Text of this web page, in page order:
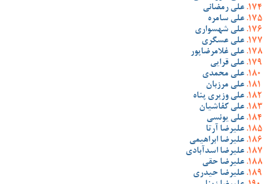
علی رمضانی
علی سامره
علی شهسواری
علی عسگری
علی غلامرضاپور
علی قرایی
علی محمدی
علی مرزبان
علی وزیری پناه
علی کفاشیان
علی یونسی
علیرضا آرتا
علیرضا ابراهیمی
علیرضا اسدآبادی
علیرضا حقی
علیرضا حیدری